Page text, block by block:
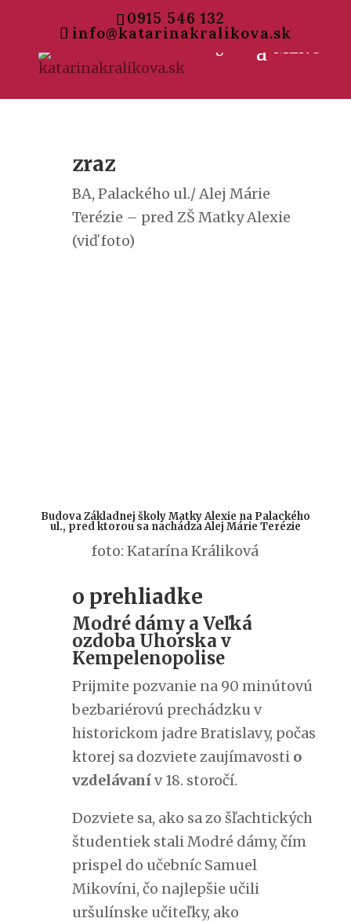
0915 546 132
info@katarinakralikova.sk
zraz
BA, Palackého ul./ Alej Márie
Terézie – pred ZŠ Matky Alexie
(viď foto)
Budova Základnej školy Matky Alexie na Palackého
ul., pred ktorou sa nachádza Alej Márie Terézie
foto: Katarína Králiková
o prehliadke
Modré dámy a Veľká
ozdoba Uhorska v
Kempelenopolise
Prijmite pozvanie na 90 minútovú
bezbariérovú prechádzku v
historickom jadre Bratislavy, počas
ktorej sa dozviete zaujímavosti o
vzdelávanív 18. storočí.
Dozviete sa, ako sa zo šľachtických
študentiek stali Modré dámy, čím
prispel do učebníc Samuel
Mikovíni, čo najlepšie učili
uršulínske učiteľky, ako